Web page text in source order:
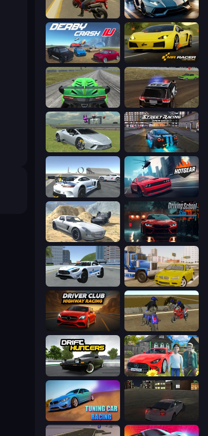
Moto Rider 3D Parking Fury 3D: Side Hustle
Derby Crash 4 Mr. Racer - Car Racing
Speed Racing Pro 2 POLICE Chase Simulator
Sports Cars Driver
Hotgear
Derby Crash 2 Driving School Simulator
Crazy Stunt Cars 2 Crazy Car Stunts
Driver Club: Highway Racing Crazy Moto Stunts
Drift Hunters Speedboy: History with Grandfather
Tuning Car Racing